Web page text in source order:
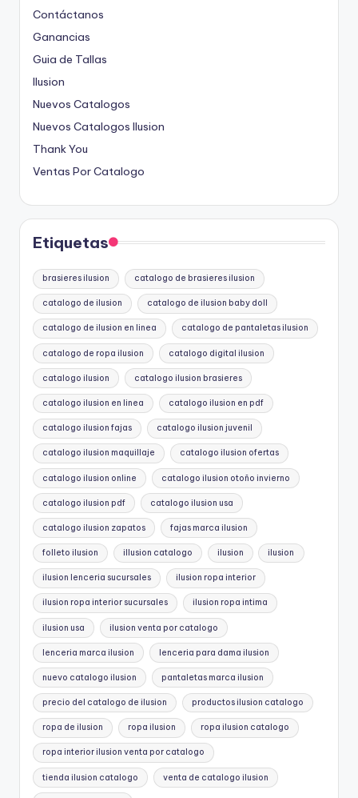
Contáctanos
Ganancias
Guia de Tallas
Ilusion
Nuevos Catalogos
Nuevos Catalogos Ilusion
Thank You
Ventas Por Catalogo
Etiquetas
brasieres ilusion catalogo de brasieres ilusion
catalogo de ilusion catalogo de ilusion baby doll
catalogo de ilusion en linea catalogo de pantaletas ilusion
catalogo de ropa ilusion catalogo digital ilusion
catalogo ilusion catalogo ilusion brasieres
catalogo ilusion en linea catalogo ilusion en pdf
catalogo ilusion fajas catalogo ilusion juvenil
catalogo ilusion maquillaje catalogo ilusion ofertas
catalogo ilusion online catalogo ilusion otoño invierno
catalogo ilusion pdf catalogo ilusion usa
catalogo ilusion zapatos fajas marca ilusion
folleto ilusion illusion catalogo ilusion ilusion
ilusion lenceria sucursales ilusion ropa interior
ilusion ropa interior sucursales ilusion ropa intima
ilusion usa ilusion venta por catalogo
lenceria marca ilusion lenceria para dama ilusion
nuevo catalogo ilusion pantaletas marca ilusion
precio del catalogo de ilusion productos ilusion catalogo
ropa de ilusion ropa ilusion ropa ilusion catalogo
ropa interior ilusion venta por catalogo
tienda ilusion catalogo venta de catalogo ilusion